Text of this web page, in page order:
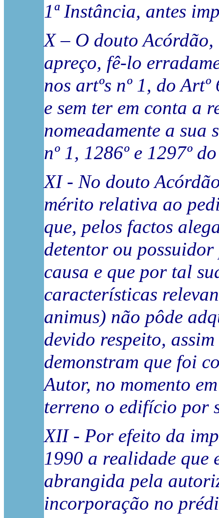
1ª Instância, antes
X – O douto
apreço, fê-lo
nos artºs nº 1, do Artº
e sem ter em conta a
nomeadamente a sua
nº 1, 1286º e 1297º
XI - No douto
mérito relativa ao
que, pelos factos
detentor ou
causa e que por tal
características
animus) não pôde
devido respeito,
demonstram que foi
Autor, no momento
terreno o edifício por
XII - Por efeito da
1990 a realidade que
abrangida pela
incorporação no